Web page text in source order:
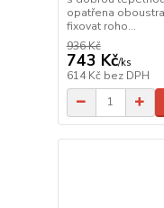
opatřena
fixovat roho...
936 Kč
743 Kč/ks
614 Kč bez DPH